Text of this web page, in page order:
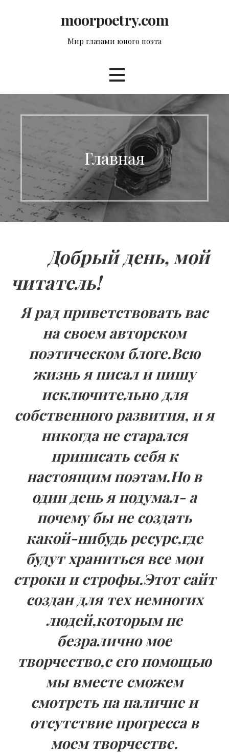
moorpoetry.com
Мир глазами юного поэта
Главная
Добрый день, мой
читатель!
Я рад приветствовать вас
на своем авторском
поэтическом блоге.Всю
жизнь я писал и пишу
исключительно для
собственного развития, и я
никогда не старался
приписать себя к
настоящим поэтам.Но в
один день я подумал- а
почему бы не создать
какой-нибудь ресурс,где
будут храниться все мои
строки и строфы.Этот сайт
создан для тех немногих
людей,которым не
безралично мое
творчество,с его помощью
мы вместе сможем
смотреть на наличие и
отсутствие прогресса в
моем творчестве.